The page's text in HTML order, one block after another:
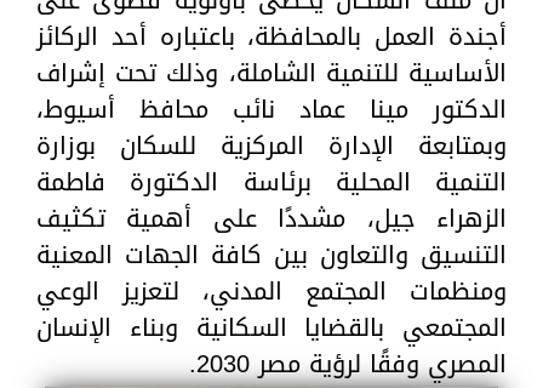
أجندة العمل بالمحافظة، باعتباره أحد الركائز
الأساسية للتنمية الشاملة، وذلك تحت إشراف
الدكتور مينا عماد نائب محافظ أسيوط،
وبمتابعة الإدارة المركزية للسكان بوزارة
التنمية المحلية برئاسة الدكتورة فاطمة
الزهراء جيل، مشددًا على أهمية تكثيف
التنسيق والتعاون بين كافة الجهات المعنية
ومنظمات المجتمع المدني، لتعزيز الوعي
المجتمعي بالقضايا السكانية وبناء الإنسان
المصري وفقًا لرؤية مصر 2030.